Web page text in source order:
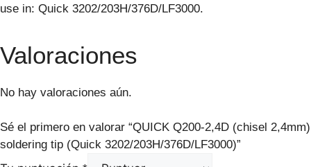
use in: Quick 3202/203H/376D/LF3000.
Valoraciones
No hay valoraciones aún.
Sé el primero en valorar “QUICK Q200-2,4D (chisel 2,4mm)
soldering tip (Quick 3202/203H/376D/LF3000)”